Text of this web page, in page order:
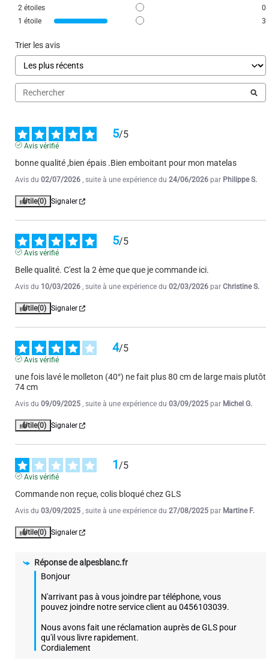
Utile(0)
Avis vérifié
Moyen
Avis du10/02/2026 Christine J.
Avis vérifié
Bon rapport qualité prix
Avis du09/12/2025 , suite à une expérience du
Utile(0) Signaler
2 étoiles
0
1 étoile 3
Trier les avis
5/5
Avis vérifié
bonne qualité ,bien épais .Bien emboitant pour mon matelas
Avis du 02/07/2026 , suite à une expérience du 24/06/2026 par Philippe S.
Utile(0) Signaler
5/5
Avis vérifié
Belle qualité. C'est la 2 ème que que je commande ici.
Avis du 10/03/2026 , suite à une expérience du 02/03/2026 par Christine S.
Utile(0) Signaler
4/5
Avis vérifié
une fois lavé le molleton (40°) ne fait plus 80 cm de large mais plutôt
74 cm
Avis du 09/09/2025 , suite à une expérience du 03/09/2025 par Michel G.
Utile(0) Signaler
1/5
Avis vérifié
Commande non reçue, colis bloqué chez GLS
Avis du 03/09/2025 , suite à une expérience du 27/08/2025 par Martine F.
Utile(0) Signaler
Réponse dealpesblanc.fr
Bonjour
N'arrivant pas à vous joindre par téléphone, vous
pouvez joindre notre service client au 0456103039.
Nous avons fait une réclamation auprès de GLS pour
qu'il vous livre rapidement.
Cordialement